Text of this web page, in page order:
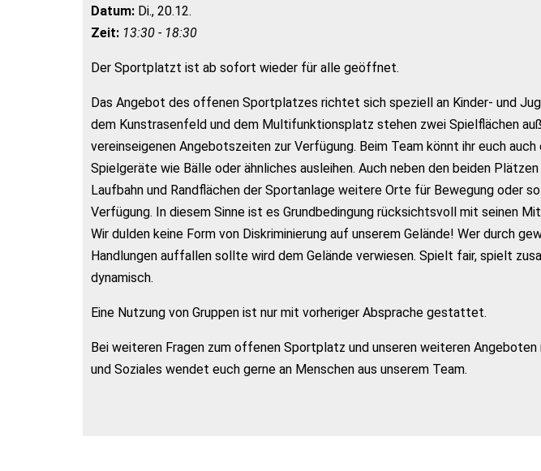
Datum: Di., 20.12.
Zeit: 13:30 - 18:30
Der Sportplatzt ist ab sofort wieder für alle geöffnet.
Das Angebot des offenen Sportplatzes richtet sich speziell an Kinder- und
dem Kunstrasenfeld und dem Multifunktionsplatz stehen zwei Spielflächen
vereinseigenen Angebotszeiten zur Verfügung. Beim Team könnt ihr euch
Spielgeräte wie Bälle oder ähnliches ausleihen. Auch neben den beiden
Laufbahn und Randflächen der Sportanlage weitere Orte für Bewegung oder
Verfügung. In diesem Sinne ist es Grundbedingung rücksichtsvoll mit seinen
Wir dulden keine Form von Diskriminierung auf unserem Gelände! Wer durch
Handlungen auffallen sollte wird dem Gelände verwiesen. Spielt fair, spielt
dynamisch.
Eine Nutzung von Gruppen ist nur mit vorheriger Absprache gestattet.
Bei weiteren Fragen zum offenen Sportplatz und unseren weiteren
und Soziales wendet euch gerne an Menschen aus unserem Team.